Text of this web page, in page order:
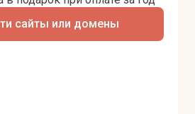
сайты или домены